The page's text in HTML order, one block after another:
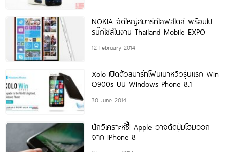
NOKIA จัดใหญ่สมาร์ทไลฟสไตล์ พร้อมโป
รบิ๊กไซส์ในงาน Thailand Mobile EXPO
12 February 2014
Xolo เปิดตัวสมาร์ทโฟนเบาหวิวรุ่นแรก Win
Q900s บน Windows Phone 8.1
30 June 2014
นักวิเคราะห์ชี้! Apple อาจตัดปุ่มโฮมออก
จาก iPhone 8